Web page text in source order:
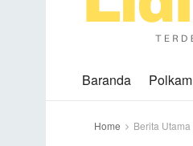
Baranda Polkam
Home Berita Utama